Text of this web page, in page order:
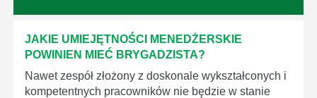
JAKIE UMIEJĘTNOŚCI MENEDŻERSKIE
POWINIEN MIEĆ BRYGADZISTA?
Nawet zespół złożony z doskonale wykształconych i
kompetentnych pracowników nie będzie w stanie